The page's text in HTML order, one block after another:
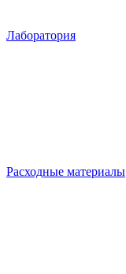
Лаборатория
Расходные материалы